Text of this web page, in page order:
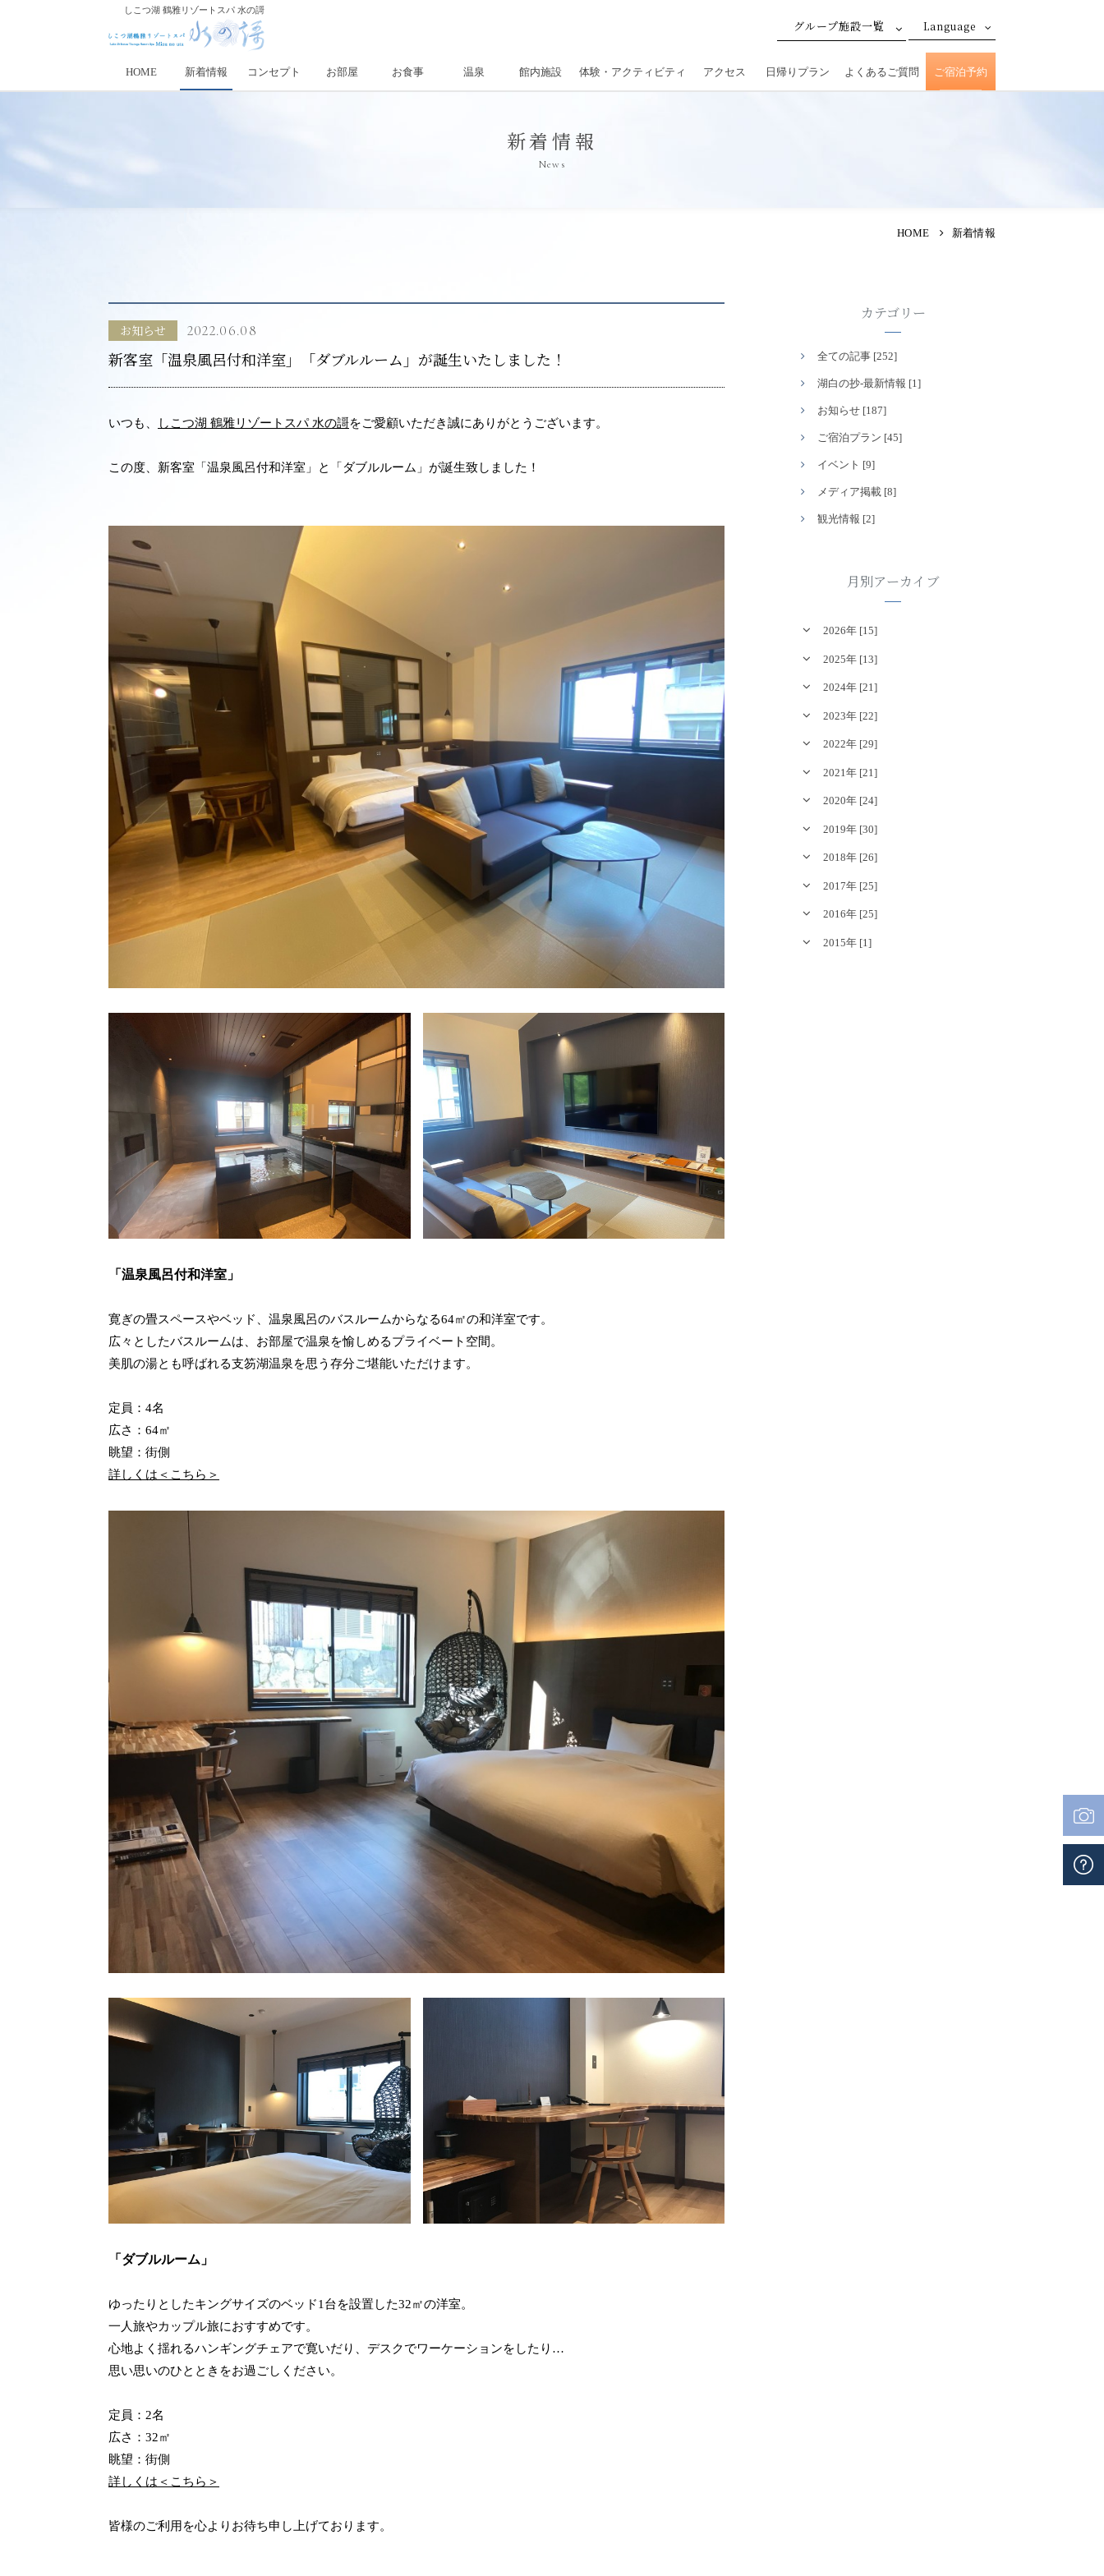
しこつ湖 鶴雅リゾートスパ 水の謌
HOME 新着情報 コンセプト お部屋 お食事 温泉 館内施設 体験・アクティビティ アクセス 日帰りプラン よくあるご質問 ご宿泊予約
グループ施設一覧 Language
新着情報
News
HOME 新着情報
お知らせ 2022.06.08
新客室「温泉風呂付和洋室」「ダブルルーム」が誕生いたしました！
いつも、 しこつ湖 鶴雅リゾートスパ 水の謌をご愛顧いただき誠にありがとうございます。
この度、新客室「温泉風呂付和洋室」と「ダブルルーム」が誕生致しました！
「温泉風呂付和洋室」
寛ぎの畳スペースやベッド、温泉風呂のバスルームからなる64㎡の和洋室です。
広々としたバスルームは、お部屋で温泉を愉しめるプライベート空間。
美肌の湯とも呼ばれる支笏湖温泉を思う存分ご堪能いただけます。
定員：4名
広さ：64㎡
眺望：街側
詳しくは＜こちら＞
「ダブルルーム」
ゆったりとしたキングサイズのベッド1台を設置した32㎡の洋室。
一人旅やカップル旅におすすめです。
心地よく揺れるハンギングチェアで寛いだり、デスクでワーケーションをしたり…
思い思いのひとときをお過ごしください。
定員：2名
広さ：32㎡
眺望：街側
詳しくは＜こちら＞
皆様のご利用を心よりお待ち申し上げております。
カテゴリー
全ての記事 [252]
湖白の抄‐最新情報 [1]
お知らせ [187]
ご宿泊プラン [45]
イベント [9]
メディア掲載 [8]
観光情報 [2]
月別アーカイブ
2026年 [15]
2025年 [13]
2024年 [21]
2023年 [22]
2022年 [29]
2021年 [21]
2020年 [24]
2019年 [30]
2018年 [26]
2017年 [25]
2016年 [25]
2015年 [1]